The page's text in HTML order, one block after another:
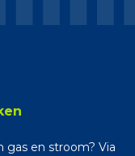
gas en stroom? Via